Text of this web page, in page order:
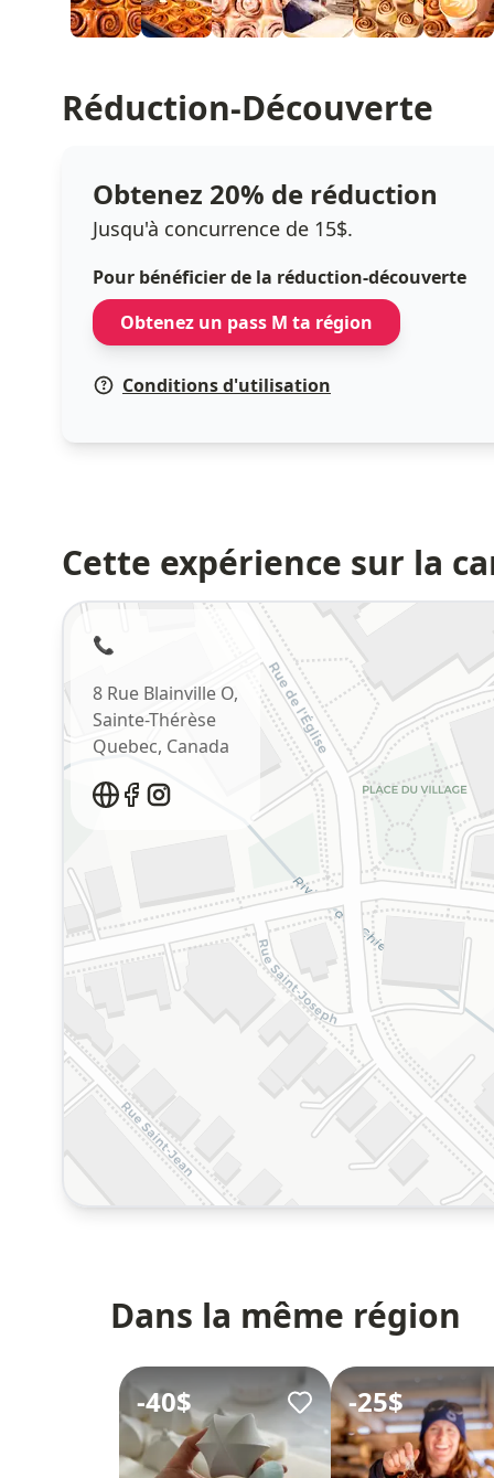
Réduction-Découverte
Obtenez 20% de réduction
Jusqu'à concurrence de 15$.
Pour bénéficier de la réduction-découverte
Obtenez un pass M ta région
Conditions d'utilisation
Cette expérience sur la
📞
8 Rue Blainville O,
Sainte-Thérèse
Quebec, Canada
Dans la même région
-40$ -25$